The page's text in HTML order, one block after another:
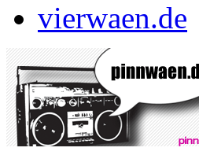
vierwaen.de